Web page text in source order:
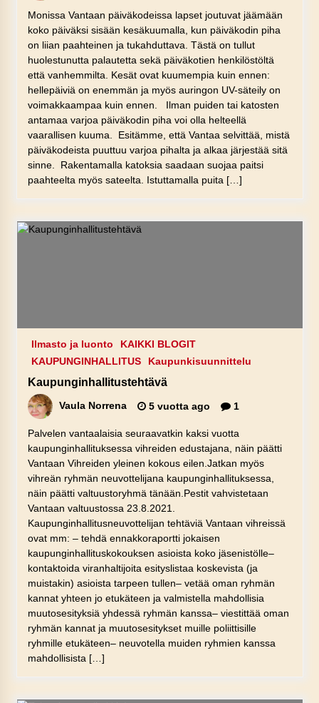
Monissa Vantaan päiväkodeissa lapset joutuvat jäämään
koko päiväksi sisään kesäkuumalla, kun päiväkodin piha
on liian paahteinen ja tukahduttava. Tästä on tullut
huolestunutta palautetta sekä päiväkotien henkilöstöltä
että vanhemmilta. Kesät ovat kuumempia kuin ennen:
hellepäiviä on enemmän ja myös auringon UV-säteily on
voimakkaampaa kuin ennen. Ilman puiden tai katosten
antamaa varjoa päiväkodin piha voi olla helteellä
vaarallisen kuuma. Esitämme, että Vantaa selvittää, mistä
päiväkodeista puuttuu varjoa pihalta ja alkaa järjestää sitä
sinne. Rakentamalla katoksia saadaan suojaa paitsi
paahteelta myös sateelta. Istuttamalla puita […]
Ilmasto ja luonto
KAIKKI BLOGIT
KAUPUNGINHALLITUS
Kaupunkisuunnittelu
Kaupunginhallitustehtävä
Vaula Norrena 5 vuotta ago 1
Palvelen vantaalaisia seuraavatkin kaksi vuotta
kaupunginhallituksessa vihreiden edustajana, näin päätti
Vantaan Vihreiden yleinen kokous eilen.Jatkan myös
vihreän ryhmän neuvottelijana kaupunginhallituksessa,
näin päätti valtuustoryhmä tänään.Pestit vahvistetaan
Vantaan valtuustossa 23.8.2021.
Kaupunginhallitusneuvottelijan tehtäviä Vantaan vihreissä
ovat mm: – tehdä ennakkoraportti jokaisen
kaupunginhallituskokouksen asioista koko jäsenistölle–
kontaktoida viranhaltijoita esityslistaa koskevista (ja
muistakin) asioista tarpeen tullen– vetää oman ryhmän
kannat yhteen jo etukäteen ja valmistella mahdollisia
muutosesityksiä yhdessä ryhmän kanssa– viestittää oman
ryhmän kannat ja muutosesitykset muille poliittisille
ryhmille etukäteen– neuvotella muiden ryhmien kanssa
mahdollisista […]